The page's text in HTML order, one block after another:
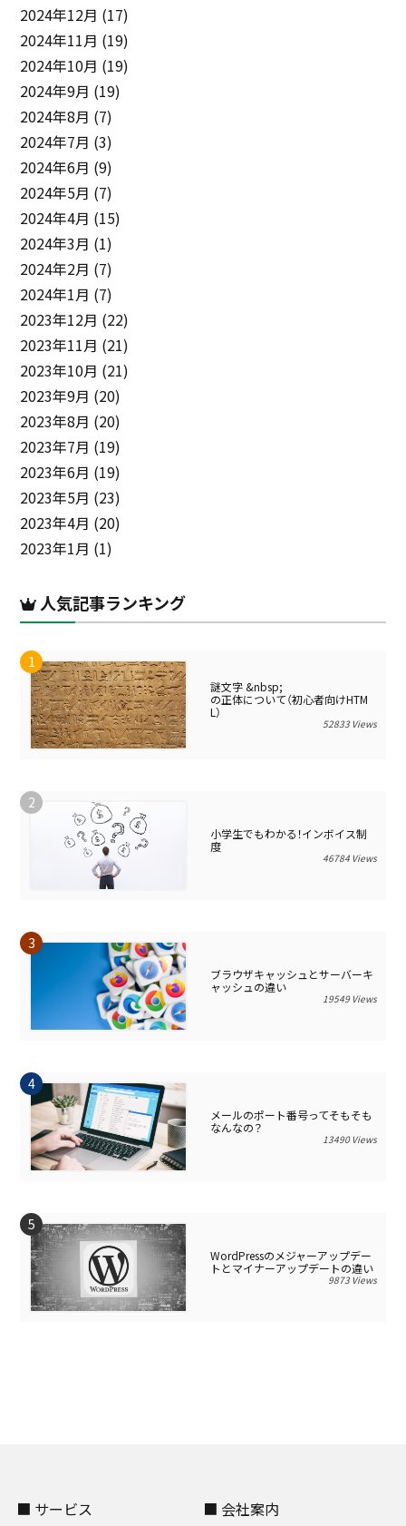
2024年12月 (17)
2024年11月 (19)
2024年10月 (19)
2024年9月 (19)
2024年8月 (7)
2024年7月 (3)
2024年6月 (9)
2024年5月 (7)
2024年4月 (15)
2024年3月 (1)
2024年2月 (7)
2024年1月 (7)
2023年12月 (22)
2023年11月 (21)
2023年10月 (21)
2023年9月 (20)
2023年8月 (20)
2023年7月 (19)
2023年6月 (19)
2023年5月 (23)
2023年4月 (20)
2023年1月 (1)
人気記事ランキング
謎文字 &nbsp;
の正体について（初心者向けHTM
L）
52833 Views
小学生でもわかる！インボイス制
度
46784 Views
ブラウザキャッシュとサーバーキ
ャッシュの違い
19549 Views
メールのポート番号ってそもそも
なんなの？
13490 Views
WordPressのメジャーアップデー
トとマイナーアップデートの違い
9873 Views
■ サービス ■ 会社案内